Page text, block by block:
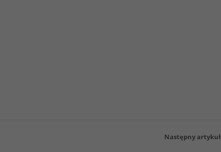
Następny artykuł